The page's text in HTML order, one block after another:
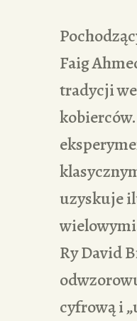
Faig
tradycji
uzyskuje
Ry David
cyfrową i